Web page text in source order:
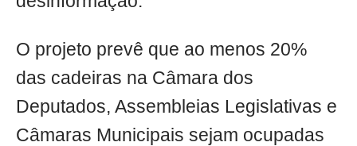
O projeto prevê que ao menos 20%
das cadeiras na Câmara dos
Deputados, Assembleias Legislativas e
Câmaras Municipais sejam ocupadas